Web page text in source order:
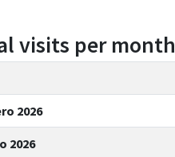
visits per month
2026
2026